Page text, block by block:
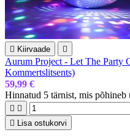
 Kiirvaade 
Aurum Project - Let The Party
Kommertslitsents)
59,99 €
Hinnatud 5 tärnist, mis põhineb
 
 Lisa ostukorvi